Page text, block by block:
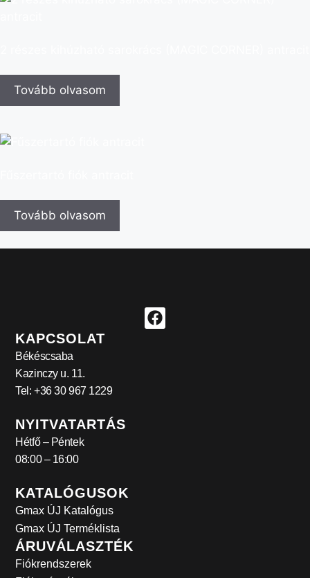
Tovább olvasom
Tovább olvasom
KAPCSOLAT
Békéscsaba
Kazinczy u. 11.
Tel: +36 30 967 1229
NYITVATARTÁS
Hétfő – Péntek
08:00 – 16:00
KATALÓGUSOK
Gmax ÚJ Katalógus
Gmax ÚJ Terméklista
ÁRUVÁLASZTÉK
Fiókrendszerek